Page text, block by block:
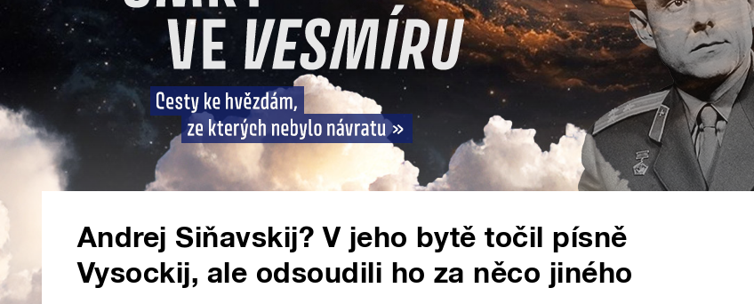
Andrej Siňavskij? V jeho bytě točil písně
Vysockij, ale odsoudili ho za něco jiného